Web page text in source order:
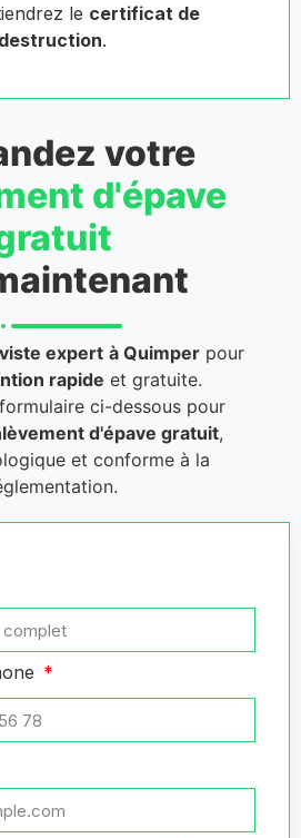
le certificat de
destruction.
votre
d'épave
expert à Quimper pour
rapide et gratuite.
ci-dessous pour
d'épave gratuit,
et conforme à la